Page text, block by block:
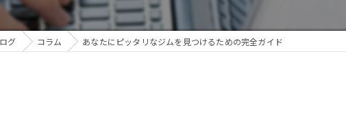
脚痩せ
グ コラム あなたにピッタリなジムを見つけるための完全ガイド